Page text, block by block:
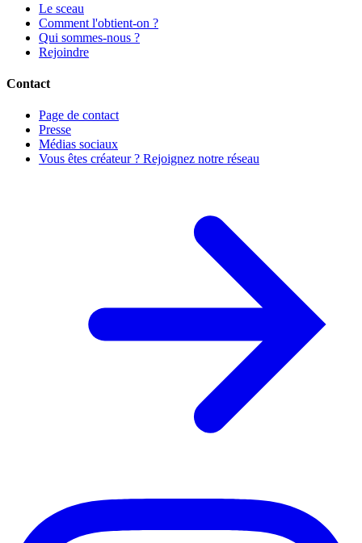
Le sceau
Comment l'obtient-on ?
Qui sommes-nous ?
Rejoindre
Contact
Page de contact
Presse
Médias sociaux
Vous êtes créateur ? Rejoignez notre réseau